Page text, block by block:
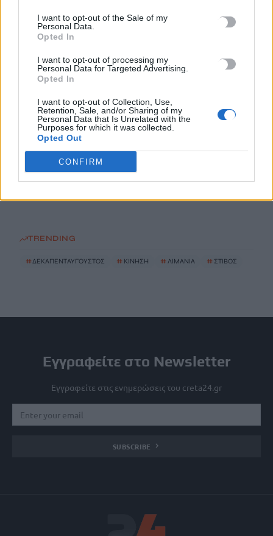
I want to opt-out of the Sale of my
Personal Data.
Opted In
I want to opt-out of processing my
Personal Data for Targeted Advertising.
Opted In
I want to opt-out of Collection, Use,
Retention, Sale, and/or Sharing of my
Personal Data that Is Unrelated with the
Purposes for which it was collected.
Opted Out
CONFIRM
Περσείδες: Το εντυπωσιακό φαινόμενο πλησιάζει – Πότε θα
8 Αυγούστου, 2026
Ενοίκια: Πότε γίνονται υποχρεωτικές οι πληρωμές μέσω
τραπεζών
8 Αυγούστου, 2026
Ισπανία: Η συγκινητική επανένωση γυναίκας με τα
TRENDING
#ΔΕΚΑΠΕΝΤΑΥΓΟΥΣΤΟΣ # ΚΙΝΗΣΗ # ΛΙΜΑΝΙΑ # ΣΤΙΒΟΣ
Εγγραφείτε στο Newsletter
Εγγραφείτε στις ενημερώσεις του creta24.gr
SUBSCRIBE